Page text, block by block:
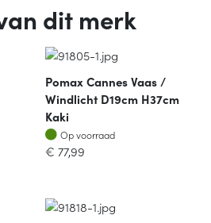
dit merk
Pomax Cannes Vaas /
Windlicht D19cm H37cm
Kaki
Op voorraad
Op voorraad
€ 77,99